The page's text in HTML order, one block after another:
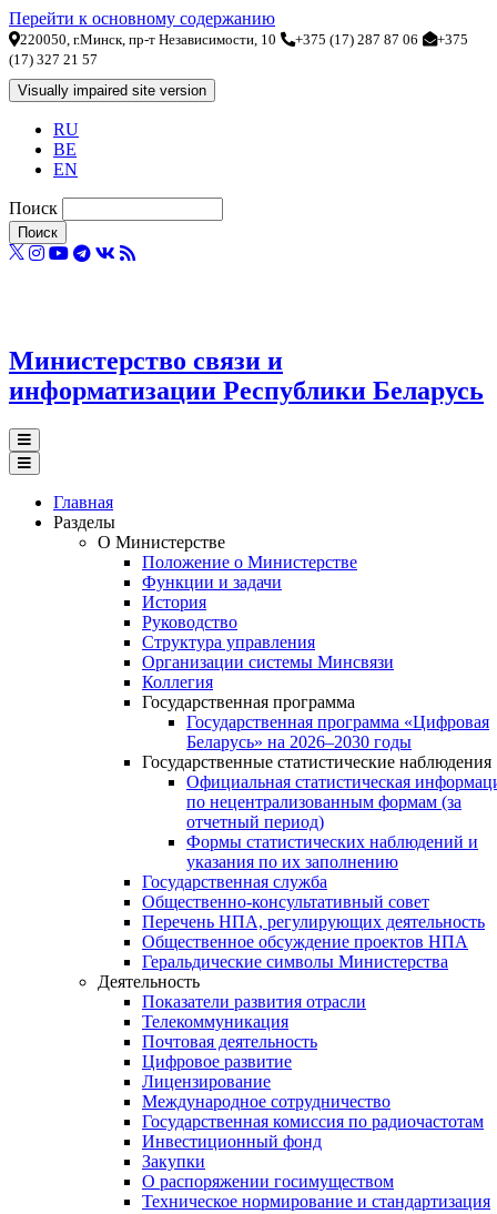
Перейти к основному содержанию
220050, г.Минск, пр-т Независимости, 10 +375 (17) 287 87 06
+375
(17) 327 21 57
RU
BE
EN
Поиск
Министерство связи и
информатизации Республики Беларусь
Главная
Разделы
О Министерстве
Положение о Министерстве
Функции и задачи
История
Руководство
Структура управления
Организации системы Минсвязи
Коллегия
Государственная программа
Государственная программа «Цифровая
Беларусь» на 2026–2030 годы
Государственные статистические наблюдения
Официальная статистическая
по нецентрализованным формам (за
отчетный период)
Формы статистических наблюдений и
указания по их заполнению
Государственная служба
Общественно-консультативный совет
Перечень НПА, регулирующих деятельность
Общественное обсуждение проектов НПА
Геральдические символы Министерства
Деятельность
Показатели развития отрасли
Телекоммуникация
Почтовая деятельность
Цифровое развитие
Лицензирование
Международное сотрудничество
Государственная комиссия по радиочастотам
Инвестиционный фонд
Закупки
О распоряжении госимуществом
Техническое нормирование и стандартизация